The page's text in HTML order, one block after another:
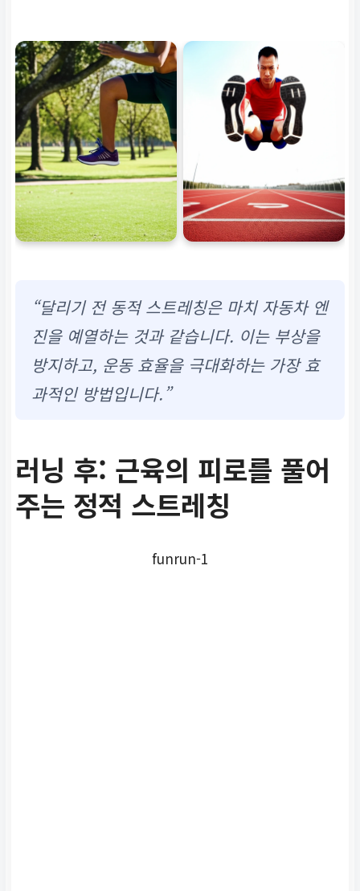
“달리기 전 동적 스트레칭은 마치 자동차 엔
진을 예열하는 것과 같습니다. 이는 부상을
방지하고, 운동 효율을 극대화하는 가장 효
과적인 방법입니다.”
러닝 후: 근육의 피로를 풀어
주는 정적 스트레칭
funrun-1